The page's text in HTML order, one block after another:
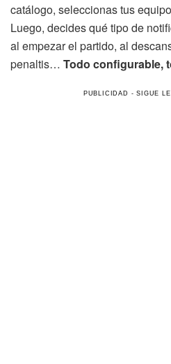
catálogo, seleccionas tus
Luego, decides qué tipo de
al empezar el partido, al
penaltis… Todo configurable,